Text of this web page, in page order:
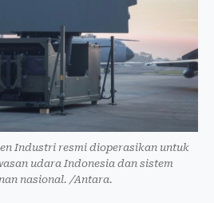
Industri resmi dioperasikan untuk
udara Indonesia dan sistem
nasional. /Antara.